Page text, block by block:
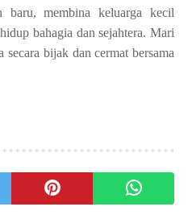
baru, membina keluarga kecil
bahagia dan sejahtera. Mari
bijak dan cermat bersama